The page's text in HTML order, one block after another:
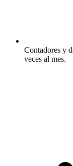
Contadores y
veces al mes.